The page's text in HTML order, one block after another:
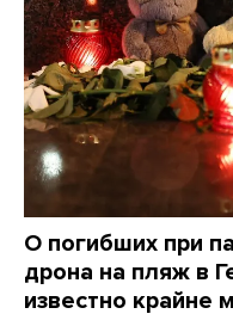
О погибших при
дрона на пляж в
известно крайне